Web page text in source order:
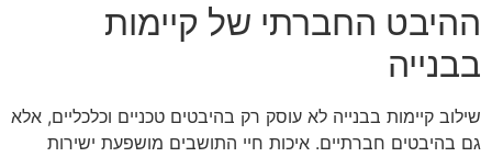
ההיבט החברתי של קיימות
בבנייה
שילוב קיימות בבנייה לא עוסק רק בהיבטים טכניים וכלכליים, אלא
גם בהיבטים חברתיים. איכות חיי התושבים מושפעת ישירות